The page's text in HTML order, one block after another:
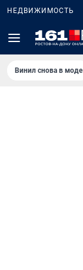
НЕДВИЖИМОСТЬ
Винил снова в моде